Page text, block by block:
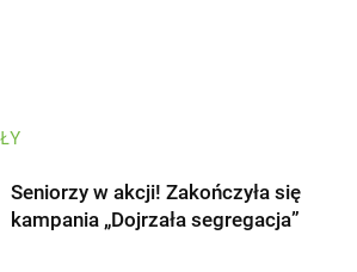
Seniorzy w akcji! Zakończyła się
kampania „Dojrzała segregacja”